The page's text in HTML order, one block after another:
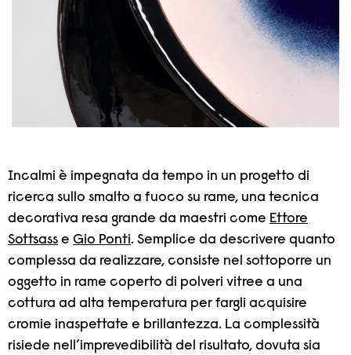
Incalmi è impegnata da tempo in un progetto di
ricerca sullo smalto a fuoco su rame, una tecnica
decorativa resa grande da maestri come Ettore
Sottsass e Gio Ponti. Semplice da descrivere quanto
complessa da realizzare, consiste nel sottoporre un
oggetto in rame coperto di polveri vitree a una
cottura ad alta temperatura per fargli acquisire
cromie inaspettate e brillantezza. La complessità
risiede nell’imprevedibilità del risultato, dovuta sia